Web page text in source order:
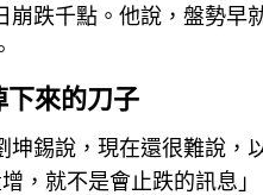
跌千點。他說，盤勢早
來的刀子
坤錫說，現在還很難說，
，就不是會止跌的訊息